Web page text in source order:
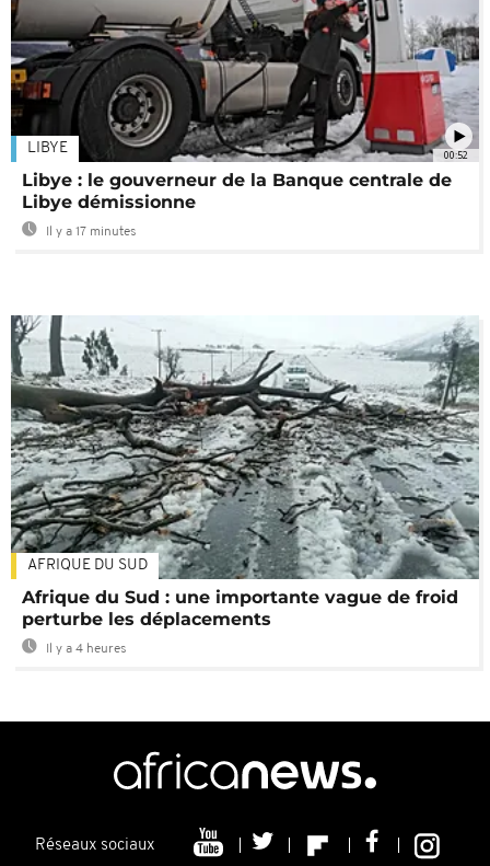
00:52
LIBYE
Libye : le gouverneur de la Banque centrale de
Libye démissionne
Il y a 17 minutes
AFRIQUE DU SUD
Afrique du Sud : une importante vague de froid
perturbe les déplacements
Il y a 4 heures
Réseaux sociaux